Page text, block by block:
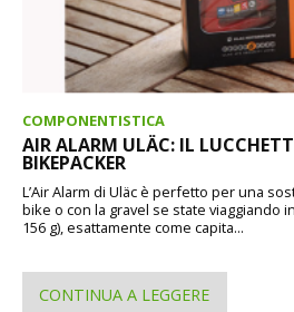
COMPONENTISTICA
AIR ALARM ULÄC: IL
BIKEPACKER
L’Air Alarm di Uläc è perfetto per una
bike o con la gravel se state viaggiando
156 g), esattamente come capita...
CONTINUA A LEGGERE